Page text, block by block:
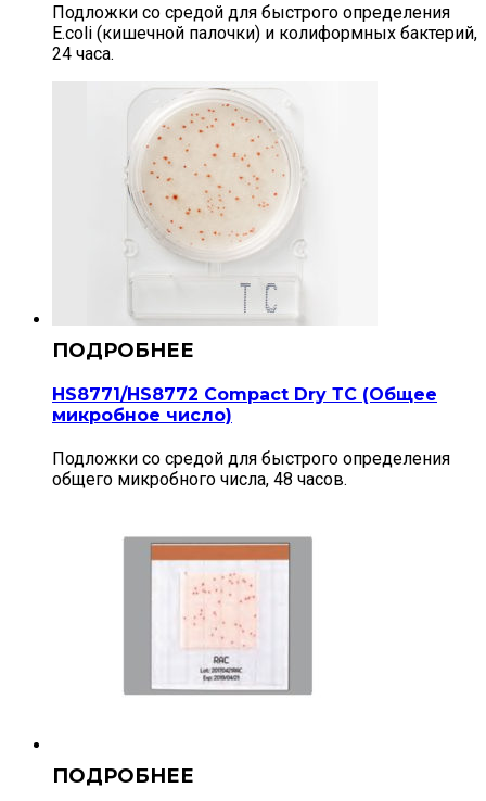
Подложки со средой для быстрого определения
E.coli (кишечной палочки) и колиформных бактерий,
24 часа.
HS8771/HS8772 Compact Dry ТС (Общее
микробное число)
Подложки со средой для быстрого определения
общего микробного числа, 48 часов.